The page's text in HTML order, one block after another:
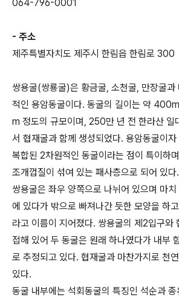
064-796-0001
- 주소
제주특별자치도 제주시 한림읍 한림로 300
쌍용굴(쌍룡굴)은 황금굴, 소천굴, 만장굴과
적인 용암동굴이다. 동굴의 길이는 약
m 정도의 규모이며, 250만 년 전 한라산 일
서 협재굴과 함께 생성되었다. 용암동굴이자
복합된 2차원적인 동굴이라는 점이 특이하
조개껍질이 섞여 있는 패사층으로 되어 있다.
쌍용굴은 좌우 양쪽으로 나뉘어 있으며 마
에 있다가 밖으로 빠져나간 듯한 모양을 하
라고 이름이 지어졌다. 쌍용굴의 제2입구와
접해 있어 두 동굴은 원래 하나였다가 내부
로 추정되고 있다. 협재굴과 마찬가지로 천
있다.
동굴 내부에는 석회동굴의 특징인 석순과